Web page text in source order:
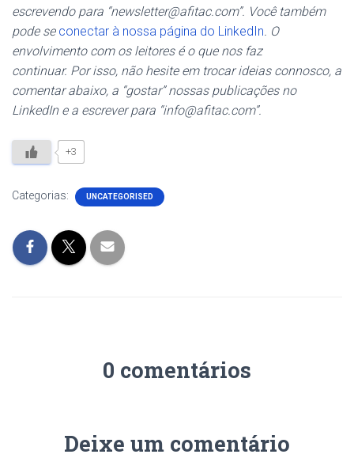
escrevendo para “newsletter@afitac.com”. Você também
pode se conectar à nossa página do LinkedIn. O
envolvimento com os leitores é o que nos faz
continuar. Por isso, não hesite em trocar ideias connosco, a
comentar abaixo, a “gostar” nossas publicações no
LinkedIn e a escrever para “info@afitac.com”.
+3
Categorias: UNCATEGORISED
0 comentários
Deixe um comentário